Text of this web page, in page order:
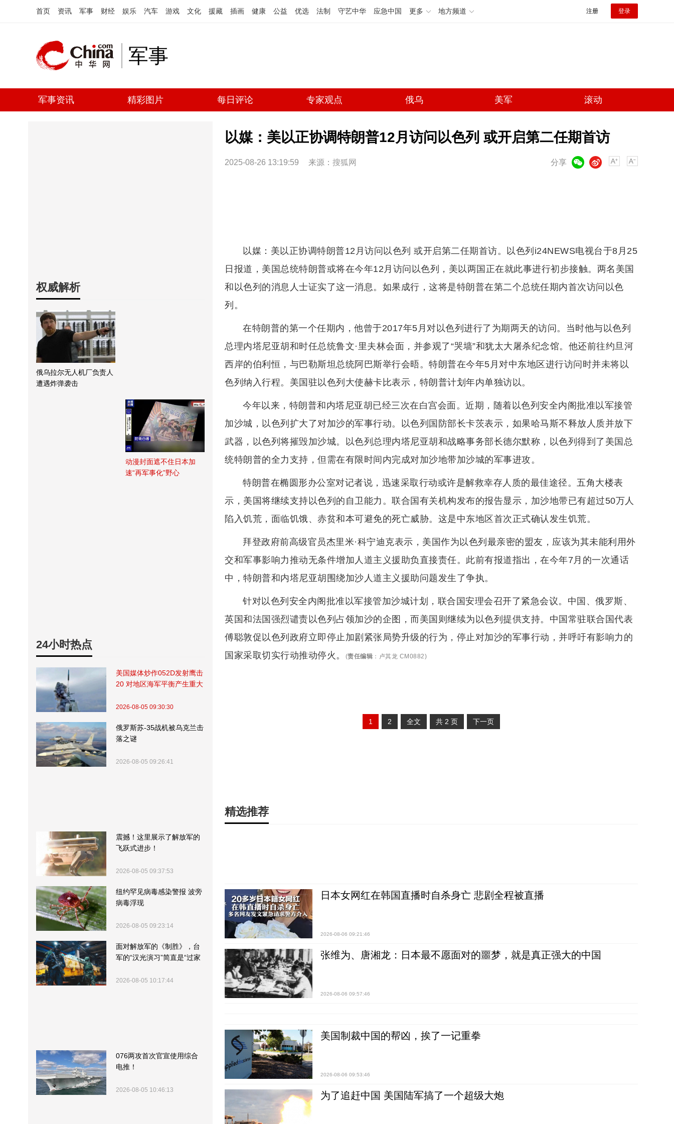
首页 资讯 军事 财经 娱乐 汽车 游戏 文化 援藏 插画 健康 公益 优选 法制 守艺中华 应急中国 更多 地方频道 注册 登录
军事
军事资讯 精彩图片 每日评论 专家观点 俄乌 美军 滚动
权威解析
俄乌拉尔无人机厂负责人
遭遇炸弹袭击
动漫封面遮不住日本加
速“再军事化”野心
24小时热点
美国媒体炒作052D发射鹰击
20 对地区海军平衡产生重大
2026-08-05 09:30:30
俄罗斯苏-35战机被乌克兰击
落之谜
2026-08-05 09:26:41
震撼！这里展示了解放军的
飞跃式进步！
2026-08-05 09:37:53
纽约罕见病毒感染警报 波旁
病毒浮现
2026-08-05 09:23:14
面对解放军的《制胜》，台
军的“汉光演习”简直是“过家
2026-08-05 10:17:44
076两攻首次官宣使用综合
电推！
2026-08-05 10:46:13
以媒：美以正协调特朗普12月访问以色列 或开启第二任期首访
2025-08-26 13:19:59 来源： 搜狐网 分享
微博
以媒：美以正协调特朗普12月访问以色列 或开启第二任期首访。以色列i24NEWS电视台于8月25
日报道，美国总统特朗普或将在今年12月访问以色列，美以两国正在就此事进行初步接触。两名美国
和以色列的消息人士证实了这一消息。如果成行，这将是特朗普在第二个总统任期内首次访问以色
列。
在特朗普的第一个任期内，他曾于2017年5月对以色列进行了为期两天的访问。当时他与以色列
总理内塔尼亚胡和时任总统鲁文·里夫林会面，并参观了“哭墙”和犹太大屠杀纪念馆。他还前往约旦河
西岸的伯利恒，与巴勒斯坦总统阿巴斯举行会晤。特朗普在今年5月对中东地区进行访问时并未将以
色列纳入行程。美国驻以色列大使赫卡比表示，特朗普计划年内单独访以。
今年以来，特朗普和内塔尼亚胡已经三次在白宫会面。近期，随着以色列安全内阁批准以军接管
加沙城，以色列扩大了对加沙的军事行动。以色列国防部长卡茨表示，如果哈马斯不释放人质并放下
武器，以色列将摧毁加沙城。以色列总理内塔尼亚胡和战略事务部长德尔默称，以色列得到了美国总
统特朗普的全力支持，但需在有限时间内完成对加沙地带加沙城的军事进攻。
特朗普在椭圆形办公室对记者说，迅速采取行动或许是解救幸存人质的最佳途径。五角大楼表
示，美国将继续支持以色列的自卫能力。联合国有关机构发布的报告显示，加沙地带已有超过50万人
陷入饥荒，面临饥饿、赤贫和本可避免的死亡威胁。这是中东地区首次正式确认发生饥荒。
拜登政府前高级官员杰里米·科宁迪克表示，美国作为以色列最亲密的盟友，应该为其未能利用外
交和军事影响力推动无条件增加人道主义援助负直接责任。此前有报道指出，在今年7月的一次通话
中，特朗普和内塔尼亚胡围绕加沙人道主义援助问题发生了争执。
针对以色列安全内阁批准以军接管加沙城计划，联合国安理会召开了紧急会议。中国、俄罗斯、
英国和法国强烈谴责以色列占领加沙的企图，而美国则继续为以色列提供支持。中国常驻联合国代表
傅聪敦促以色列政府立即停止加剧紧张局势升级的行为，停止对加沙的军事行动，并呼吁有影响力的
国家采取切实行动推动停火。
(责任编辑 ： 卢其龙 CM0882)
1 2 全文 共 2 页 下一页
精选推荐
日本女网红在韩国直播时自杀身亡 悲剧全程被直播
2026-08-06 09:21:46
张维为、唐湘龙：日本最不愿面对的噩梦，就是真正强大的中国
2026-08-06 09:57:46
美国制裁中国的帮凶，挨了一记重拳
2026-08-06 09:53:46
为了追赶中国 美国陆军搞了一个超级大炮